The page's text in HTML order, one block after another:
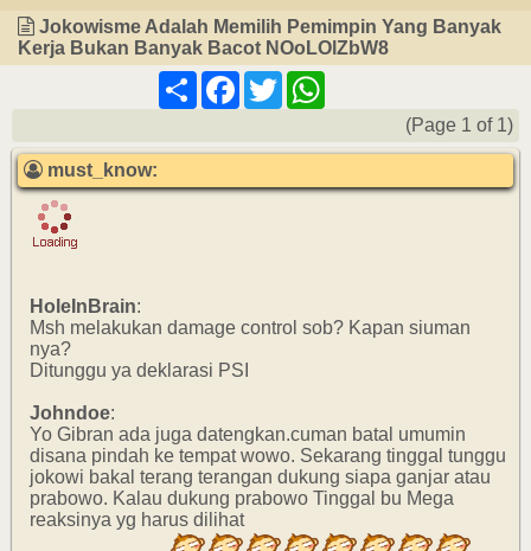
Jokowisme Adalah Memilih Pemimpin Yang Banyak
Kerja Bukan Banyak Bacot NOoLOlZbW8
ShareFacebook
TwitterWhatsApp
(Page 1 of 1)
must_know:
HoleInBrain:
Msh melakukan damage control sob? Kapan siuman
nya?
Ditunggu ya deklarasi PSI
Johndoe:
Yo Gibran ada juga datengkan.cuman batal umumin
disana pindah ke tempat wowo. Sekarang tinggal tunggu
jokowi bakal terang terangan dukung siapa ganjar atau
prabowo. Kalau dukung prabowo Tinggal bu Mega
reaksinya yg harus dilihat